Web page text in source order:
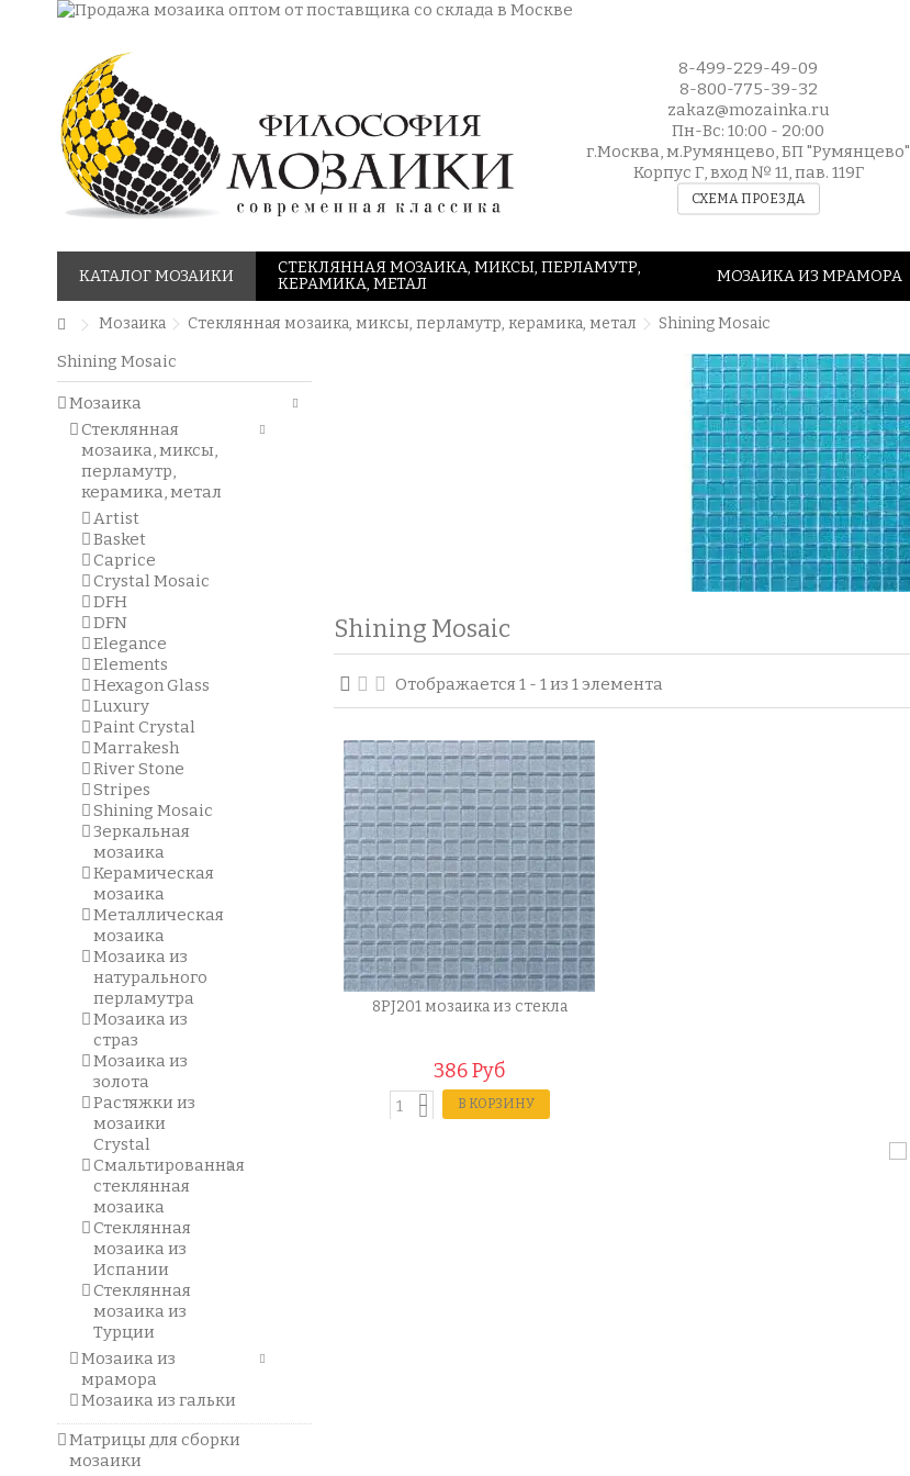
8-499-229-49-09
8-800-775-39-32
zakaz@mozainka.ru
Пн-Вс: 10:00 - 20:00
г.Москва, м.Румянцево, БП "Румянцево"
Корпус Г, вход № 11, пав. 119Г
СХЕМА ПРОЕЗДА
КАТАЛОГ МОЗАИКИ
СТЕКЛЯННАЯ МОЗАИКА, МИКСЫ, ПЕРЛАМУТР,
КЕРАМИКА, МЕТАЛ
МОЗАИКА ИЗ МРАМОРА
Мозаика Стеклянная мозаика, миксы, перламутр, керамика, метал Shining Mosaic
Shining Mosaic
Отображается 1 - 1 из 1 элемента
8PJ201 мозаика из стекла
386 Руб
В КОРЗИНУ
Shining Mosaic
Мозаика
Стеклянная
мозаика, миксы,
перламутр,
керамика, метал
Artist
Basket
Caprice
Crystal Mosaic
DFH
DFN
Elegance
Elements
Hexagon Glass
Luxury
Paint Crystal
Marrakesh
River Stone
Stripes
Shining Mosaic
Зеркальная
мозаика
Керамическая
мозаика
Металлическая
мозаика
Мозаика из
натурального
перламутра
Мозаика из
страз
Мозаика из
золота
Растяжки из
мозаики
Crystal
Смальтированная
стеклянная
мозаика
Стеклянная
мозаика из
Испании
Стеклянная
мозаика из
Турции
Мозаика из
мрамора
Мозаика из гальки
Матрицы для сборки
мозаики